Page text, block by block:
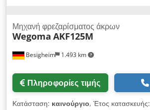
Besigheim 1.493 km
Μηχανή φρεζαρίσματος άκρων
Wegoma AKF125M
Πληροφορίες τιμής
Κατάσταση: καινούργιο, Έτος κατασκευής: